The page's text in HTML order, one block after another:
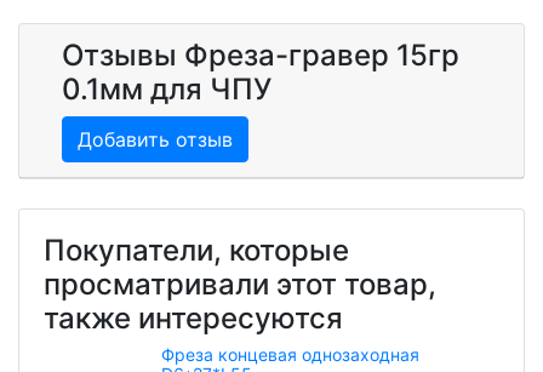
Отзывы Фреза-гравер 15гр
0.1мм для ЧПУ
Добавить отзыв
Покупатели, которые
просматривали этот товар,
также интересуются
Фреза концевая однозаходная